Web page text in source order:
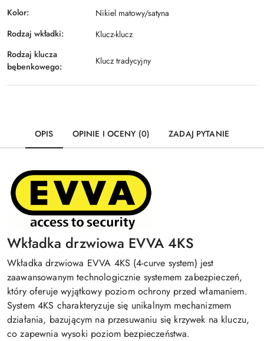
Kolor:
Nikiel matowy/satyna
Rodzaj wkładki:
Klucz-klucz
Rodzaj klucza
bębenkowego:
Klucz tradycyjny
OPIS OPINIE I OCENY (0) ZADAJ PYTANIE
Wkładka drzwiowa EVVA 4KS
Wkładka drzwiowa EVVA 4KS (4-curve system) jest
zaawansowanym technologicznie systemem zabezpieczeń,
który oferuje wyjątkowy poziom ochrony przed włamaniem.
System 4KS charakteryzuje się unikalnym mechanizmem
działania, bazującym na przesuwaniu się krzywek na kluczu,
co zapewnia wysoki poziom bezpieczeństwa.